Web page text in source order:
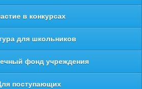
в конкурсах
для школьников
фонд учреждения
поступающих